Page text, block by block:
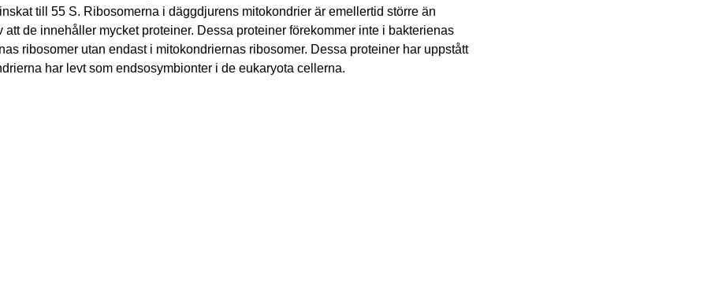
till 55 S. Ribosomerna i däggdjurens mitokondrier är emellertid större än
att de innehåller mycket proteiner. Dessa proteiner förekommer inte i bakterienas
ribosomer utan endast i mitokondriernas ribosomer. Dessa proteiner har uppstått
har levt som endsosymbionter i de eukaryota cellerna.